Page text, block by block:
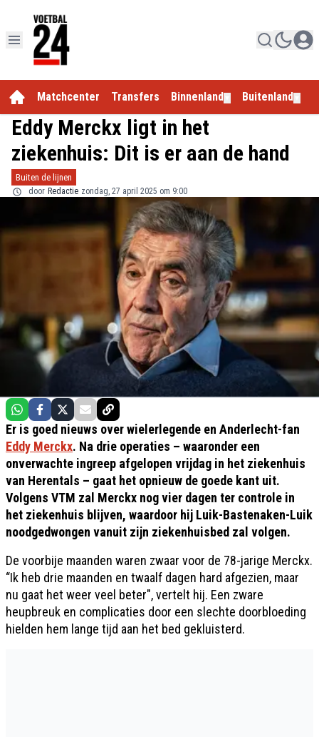
Matchcenter Transfers Binnenland Buitenland
Eddy Merckx ligt in het
ziekenhuis: Dit is er aan de hand
Buiten de lijnen
door Redactie zondag, 27 april 2025 om 9:00
Er is goed nieuws over wielerlegende en Anderlecht-fan
Eddy Merckx. Na drie operaties – waaronder een
onverwachte ingreep afgelopen vrijdag in het ziekenhuis
van Herentals – gaat het opnieuw de goede kant uit.
Volgens VTM zal Merckx nog vier dagen ter controle in
het ziekenhuis blijven, waardoor hij Luik-Bastenaken-Luik
noodgedwongen vanuit zijn ziekenhuisbed zal volgen.
De voorbije maanden waren zwaar voor de 78-jarige Merckx.
“Ik heb drie maanden en twaalf dagen hard afgezien, maar
nu gaat het weer veel beter", vertelt hij. Een zware
heupbreuk en complicaties door een slechte doorbloeding
hielden hem lange tijd aan het bed gekluisterd.